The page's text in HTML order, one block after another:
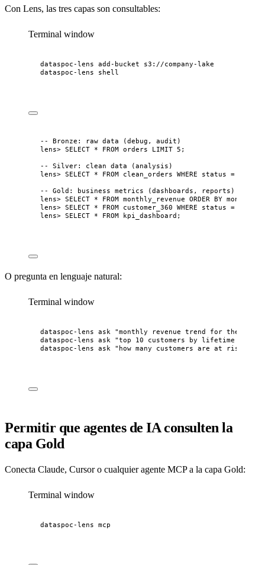
Con Lens, las tres capas son consultables:
Terminal window
dataspoc-lens add-bucket
s3://company-lake
dataspoc-lens
shell
-- Bronze: raw data (debug, audit)
lens> SELECT * FROM orders LIMIT 5 ;
-- Silver: clean data (analysis)
lens> SELECT * FROM clean_orders WHERE status =
-- Gold: business metrics (dashboards, reports)
lens> SELECT * FROM monthly_revenue ORDER BY month
lens> SELECT * FROM customer_360 WHERE status =
lens> SELECT * FROM kpi_dashboard;
O pregunta en lenguaje natural:
Terminal window
dataspoc-lens ask "monthly revenue trend for the last
dataspoc-lens ask "top 10 customers by lifetime value
dataspoc-lens ask " how many customers are at risk of
Permitir que agentes de IA consulten la
capa Gold
Conecta Claude, Cursor o cualquier agente MCP a la capa Gold:
Terminal window
dataspoc-lens mcp